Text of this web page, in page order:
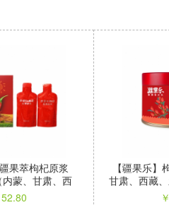
果萃枸杞原浆
蒙、甘肃、西
远地区不发）
52.80
【疆果乐】
甘肃、西藏